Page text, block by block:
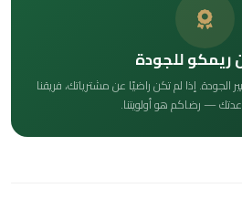
ريمكو للجودة
الجودة. إذا لم تكن راضيًا عن مشترياتك، فريقنا
— رضاكم هو أولويتنا.